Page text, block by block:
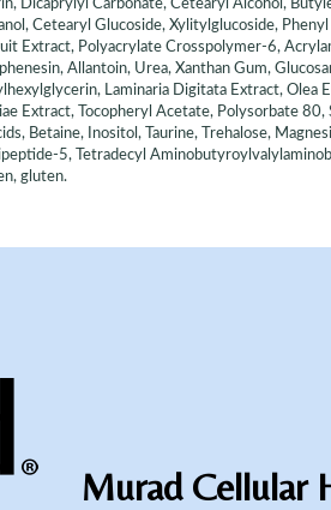
Dicaprylyl Carbonate, Cetearyl Alcohol,
Cetearyl Glucoside, Xylitylglucoside,
Extract, Polyacrylate Crosspolymer-6,
Allantoin, Urea, Xanthan Gum,
Laminaria Digitata Extract, Olea
Extract, Tocopheryl Acetate, Polysorbate
Betaine, Inositol, Taurine, Trehalose,
5, Tetradecyl
gluten.
Murad Cellular